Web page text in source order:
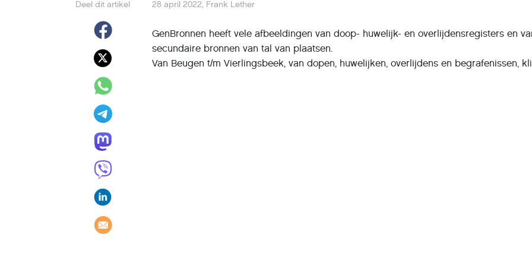
Deel dit artikel 28 april 2022, Frank Lether
GenBronnen heeft vele afbeeldingen van doop- huwelijk- en overlijdensregisters en
secundaire bronnen van tal van plaatsen.
Van Beugen t/m Vierlingsbeek, van dopen, huwelijken, overlijdens en begrafenissen,